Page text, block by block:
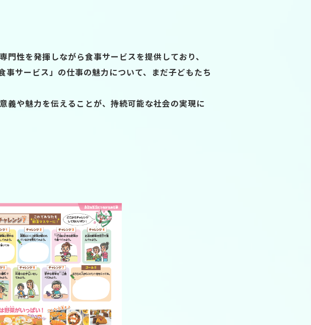
性を発揮しながら食事サービスを提供しており、
事サービス」の仕事の魅力について、まだ子どもたち
義や魅力を伝えることが、持続可能な社会の実現に